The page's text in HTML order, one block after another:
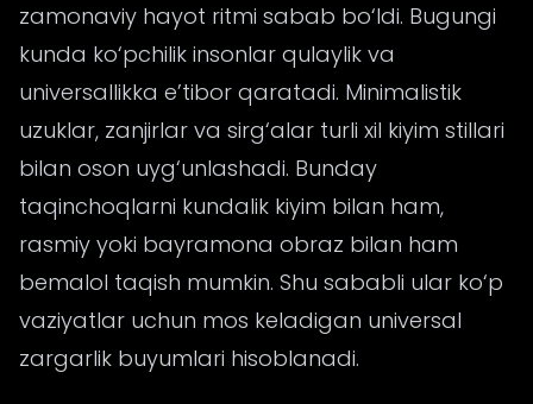
zamonaviy hayot ritmi sabab bo‘ldi. Bugungi
kunda ko‘pchilik insonlar qulaylik va
universallikka e’tibor qaratadi. Minimalistik
uzuklar, zanjirlar va sirg‘alar turli xil kiyim stillari
bilan oson uyg‘unlashadi. Bunday
taqinchoqlarni kundalik kiyim bilan ham,
rasmiy yoki bayramona obraz bilan ham
bemalol taqish mumkin. Shu sababli ular ko‘p
vaziyatlar uchun mos keladigan universal
zargarlik buyumlari hisoblanadi.